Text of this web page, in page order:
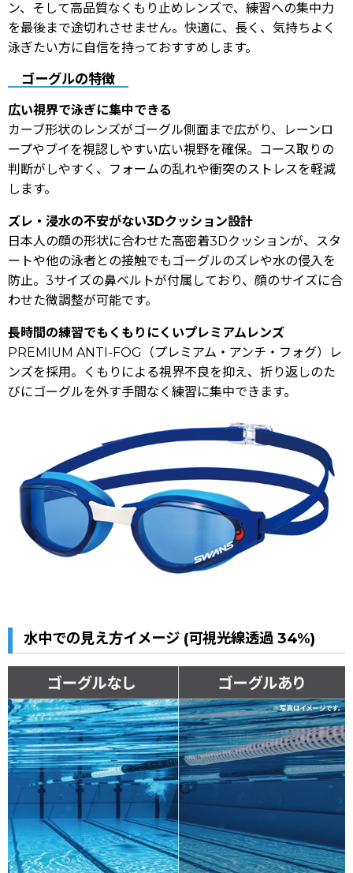
ン、そして高品質なくもり止めレンズで、練習への集中力
を最後まで途切れさせません。快適に、長く、気持ちよく
泳ぎたい方に自信を持っておすすめします。
ゴーグルの特徴
広い視界で泳ぎに集中できる
カーブ形状のレンズがゴーグル側面まで広がり、レーンロ
ープやブイを視認しやすい広い視野を確保。コース取りの
判断がしやすく、フォームの乱れや衝突のストレスを軽減
します。
ズレ・浸水の不安がない3Dクッション設計
日本人の顔の形状に合わせた高密着3Dクッションが、スタ
ートや他の泳者との接触でもゴーグルのズレや水の侵入を
防止。3サイズの鼻ベルトが付属しており、顔のサイズに合
わせた微調整が可能です。
長時間の練習でもくもりにくいプレミアムレンズ
PREMIUM ANTI-FOG（プレミアム・アンチ・フォグ）レ
ンズを採用。くもりによる視界不良を抑え、折り返しのた
びにゴーグルを外す手間なく練習に集中できます。
水中での見え方イメージ (可視光線透過 34%)